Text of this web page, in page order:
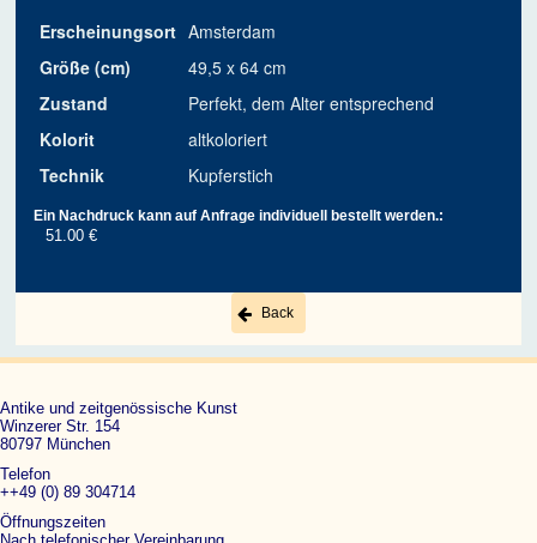
Erscheinungsort Amsterdam
Größe (cm)
49,5 x 64 cm
Zustand
Perfekt, dem Alter entsprechend
Kolorit
altkoloriert
Technik
Kupferstich
Ein Nachdruck kann auf Anfrage individuell bestellt werden.:
51.00 €
Back
Antike und zeitgenössische Kunst
Winzerer Str. 154
80797 München
Telefon
++49 (0) 89 304714
Öffnungszeiten